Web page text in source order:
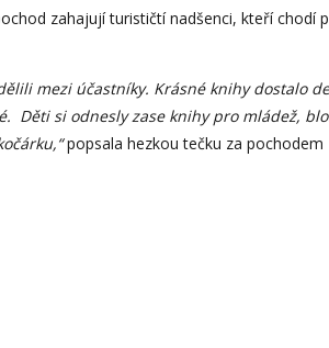
zahajují turističtí nadšenci, kteří chodí
mezi účastníky. Krásné knihy dostalo
si odnesly zase knihy pro mládež,
popsala hezkou tečku za